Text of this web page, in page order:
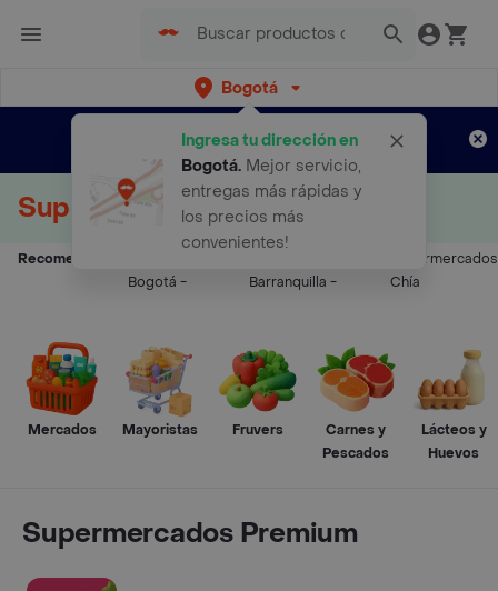
Bogotá
Ingresa tu dirección en
Bogotá. Mejor servicio,
entregas más rápidas y
los precios más
convenientes!
envíos gratis por semanas
Aplican TyC
Supermercados a Domicilio
Recomendados:
Bogotá -
Barranquilla -
Supermercados
Chía
Mercados Mayoristas Fruvers
Carnes y
Pescados
Lácteos y
Huevos
Supermercados Premium